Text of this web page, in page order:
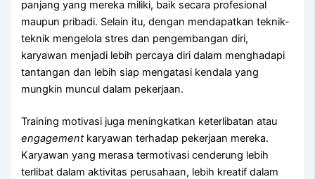
panjang yang mereka miliki, baik secara profesional
maupun pribadi. Selain itu, dengan mendapatkan teknik-
teknik mengelola stres dan pengembangan diri,
karyawan menjadi lebih percaya diri dalam menghadapi
tantangan dan lebih siap mengatasi kendala yang
mungkin muncul dalam pekerjaan.
Training motivasi juga meningkatkan keterlibatan atau
engagementkaryawan terhadap pekerjaan mereka.
Karyawan yang merasa termotivasi cenderung lebih
terlibat dalam aktivitas perusahaan, lebih kreatif dalam